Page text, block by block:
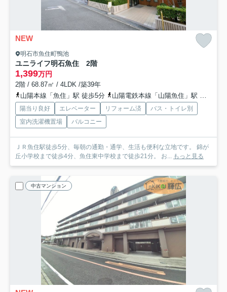
NEW
明石市魚住町鴨池
ユニライフ明石魚住 2階
1,399万円
2階 / 68.87㎡ / 4LDK /築39年
山陽本線「魚住」駅 徒歩5分
山陽電鉄本線「山陽魚住」駅 徒歩20分
陽当り良好 エレベーター リフォーム済
バス・トイレ別
室内洗濯機置場
バルコニー
ＪＲ魚住駅徒歩5分、毎朝の通勤・通学、生活も便利な立地です。 錦が
丘小学校まで徒歩4分、魚住東中学校まで徒歩21分。 お...
もっと見る
中古マンション